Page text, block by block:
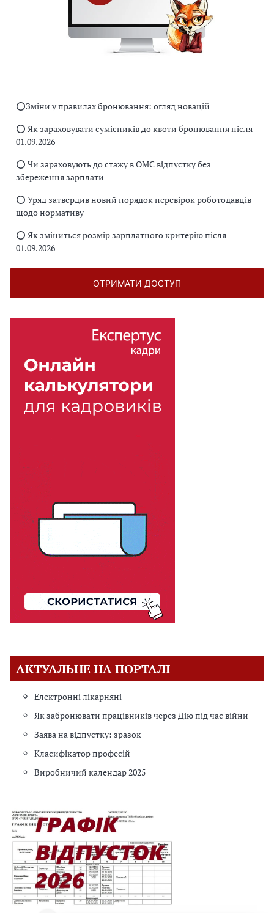
⭕️Зміни у правилах бронювання: огляд новацій
⭕️ Як зараховувати сумісників до квоти бронювання після
01.09.2026
⭕️ Чи зараховують до стажу в ОМС відпустку без
збереження зарплати
⭕️ Уряд затвердив новий порядок перевірок роботодавців
щодо нормативу
⭕️ Як зміниться розмір зарплатного критерію після
01.09.2026
ОТРИМАТИ ДОСТУП
АКТУАЛЬНЕ НА ПОРТАЛІ
Електронні лікарняні
Як забронювати працівників через Дію під час війни
Заява на відпустку: зразок
Класифікатор професій
Виробничий календар 2025